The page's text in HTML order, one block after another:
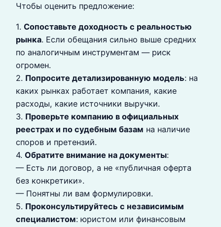
Чтобы оценить предложение:
1. Сопоставьте доходность с реальностью
рынка. Если обещания сильно выше средних
по аналогичным инструментам — риск
огромен.
2. Попросите детализированную модель: на
каких рынках работает компания, какие
расходы, какие источники выручки.
3. Проверьте компанию в официальных
реестрах и по судебным базам на наличие
споров и претензий.
4. Обратите внимание на документы:
— Есть ли договор, а не «публичная оферта
без конкретики».
— Понятны ли вам формулировки.
5. Проконсультируйтесь с независимым
специалистом: юристом или финансовым